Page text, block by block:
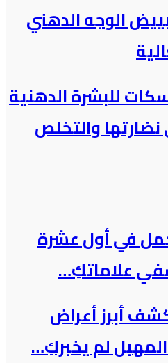
الوجه الدهني
9 ماسكات للبشرة الدهنية
والتخلص
في أول عشرة
علاماتكِ…
أبرز أعراض
لم يخبركِ…